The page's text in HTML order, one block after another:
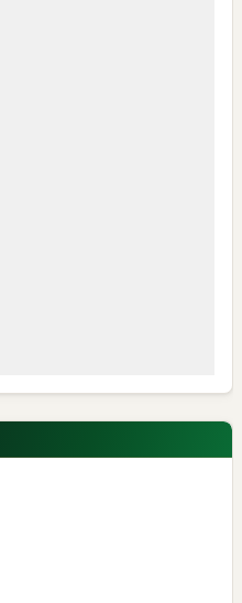
EduRank 2026